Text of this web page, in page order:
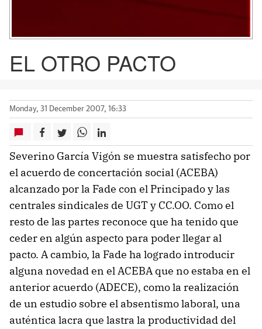
EL OTRO PACTO
Monday, 31 December 2007, 16:33
Severino García Vigón se muestra satisfecho por
el acuerdo de concertación social (ACEBA)
alcanzado por la Fade con el Principado y las
centrales sindicales de UGT y CC.OO. Como el
resto de las partes reconoce que ha tenido que
ceder en algún aspecto para poder llegar al
pacto. A cambio, la Fade ha logrado introducir
alguna novedad en el ACEBA que no estaba en el
anterior acuerdo (ADECE), como la realización
de un estudio sobre el absentismo laboral, una
auténtica lacra que lastra la productividad del